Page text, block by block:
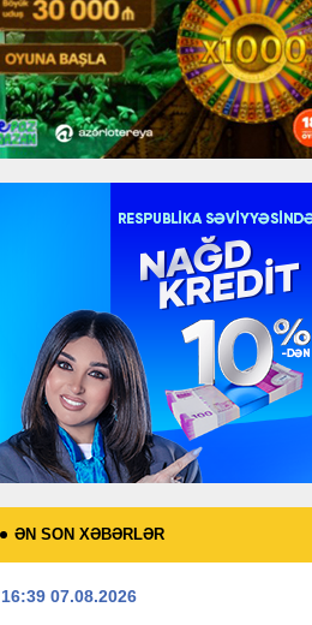
ƏN SON XƏBƏRLƏR
16:39 07.08.2026